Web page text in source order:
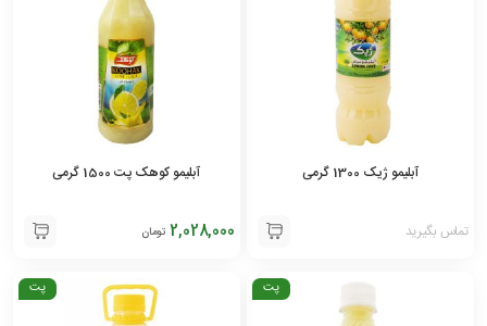
آبلیمو ژیک 1300 گرمی
تماس بگیرید
آبلیمو کوهک پت 1500 گرمی
2,028,000 تومان
پت پت